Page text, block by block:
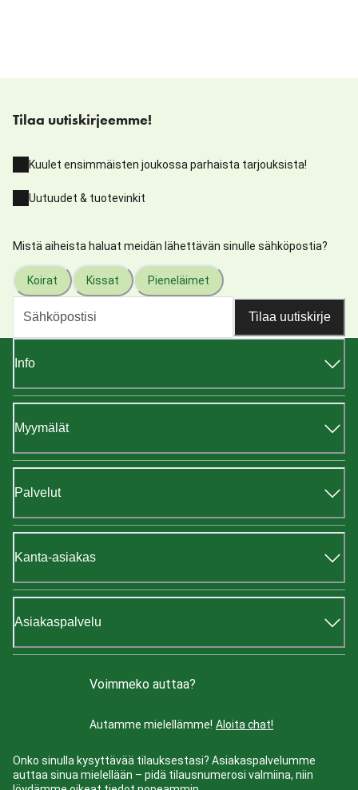
Tilaa uutiskirjeemme!
Kuulet ensimmäisten joukossa parhaista tarjouksista!
Uutuudet & tuotevinkit
Mistä aiheista haluat meidän lähettävän sinulle sähköpostia?
Koirat Kissat Pieneläimet
Tilaa uutiskirje
Info
Myymälät
Palvelut
Kanta-asiakas
Asiakaspalvelu
Voimmeko auttaa?
Autamme mielellämme! Aloita chat!
Onko sinulla kysyttävää tilauksestasi? Asiakaspalvelumme
auttaa sinua mielellään – pidä tilausnumerosi valmiina, niin